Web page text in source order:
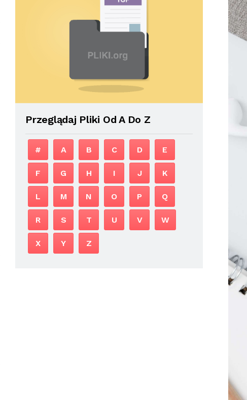
Przeglądaj Pliki Od A Do Z
# A B C D E
F G H I J K
L M N O P Q
R S T U V W
X Y Z